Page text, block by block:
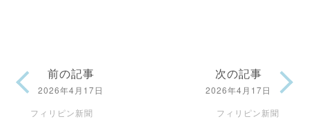
前の記事
2026年4月17日
フィリピン新聞
次の記事
2026年4月17日
フィリピン新聞